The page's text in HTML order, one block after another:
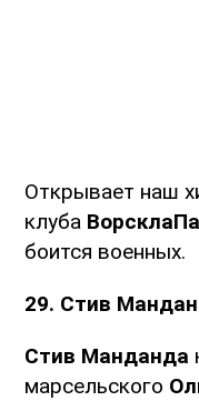
Открывает наш
клуба Ворскла
боится военных.
29. Стив
Стив Манданда
марсельского